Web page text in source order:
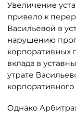
Увеличение
привело к
Васильевой в
нарушению
корпоративных
вклада в
утрате
корпоративного
Однако